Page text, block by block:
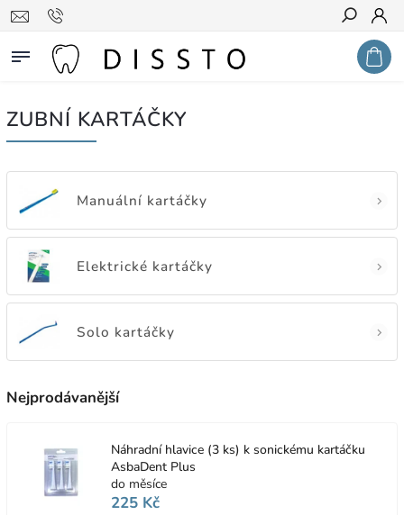
Hledat
ZUBNÍ KARTÁČKY
Manuální kartáčky
Elektrické kartáčky
Solo kartáčky
Nejprodávanější
Náhradní hlavice (3 ks) k sonickému kartáčku
AsbaDent Plus
do měsíce
225 Kč